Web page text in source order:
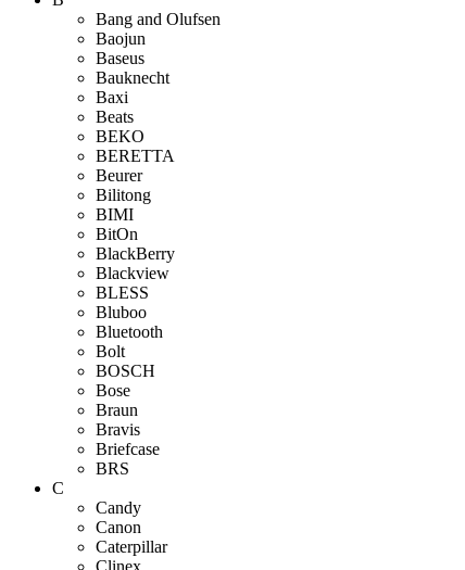
Bang and Olufsen
Baojun
Baseus
Bauknecht
Baxi
Beats
BEKO
BERETTA
Beurer
Bilitong
BIMI
BitOn
BlackBerry
Blackview
BLESS
Bluboo
Bluetooth
Bolt
BOSCH
Bose
Braun
Bravis
Briefcase
BRS
C
Candy
Canon
Caterpillar
Clinex